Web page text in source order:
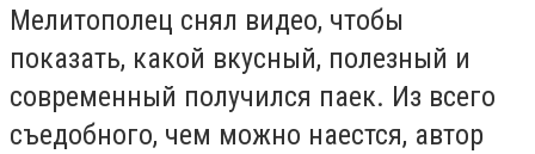
Мелитополец снял видео, чтобы
показать, какой вкусный, полезный и
современный получился паек. Из всего
съедобного, чем можно наестся, автор